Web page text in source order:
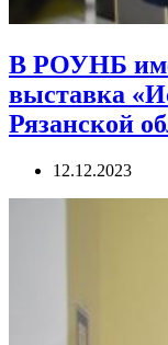
В РОУНБ
выставка
Рязанской
12.12.2023